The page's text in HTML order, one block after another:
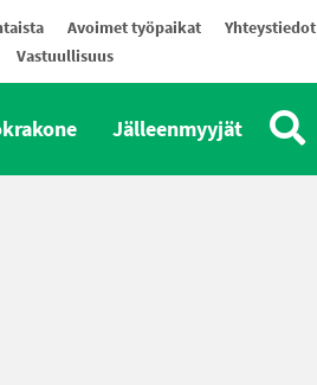
Avoimet työpaikat
Yhteystiedot
Vastuullisuus
Jälleenmyyjät